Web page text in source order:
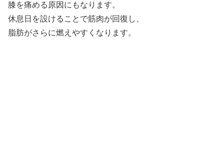
膝を痛める原因にもなります。
休息日を設けることで筋肉が回復し、
脂肪がさらに燃えやすくなります。